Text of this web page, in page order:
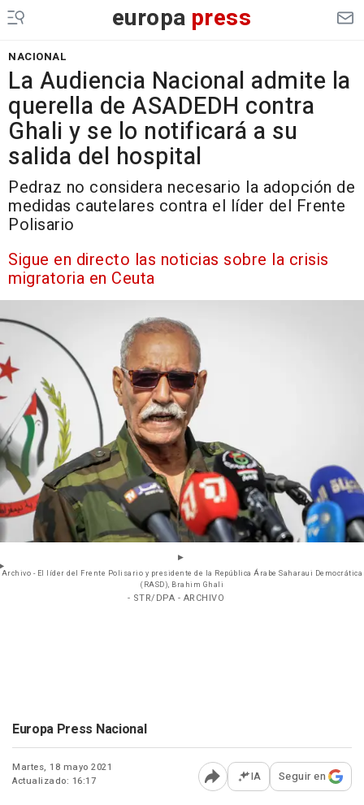
europa press
NACIONAL
La Audiencia Nacional admite la
querella de ASADEDH contra
Ghali y se lo notificará a su
salida del hospital
Pedraz no considera necesario la adopción de
medidas cautelares contra el líder del Frente
Polisario
Sigue en directo las noticias sobre la crisis
migratoria en Ceuta
Archivo - El líder del Frente Polisario y presidente de la República Árabe Saharaui Democrática
(RASD), Brahim Ghali
- STR/DPA - ARCHIVO
Europa Press Nacional
Martes, 18 mayo 2021
Actualizado: 16:17
Abrir opciones para
IA Seguir en